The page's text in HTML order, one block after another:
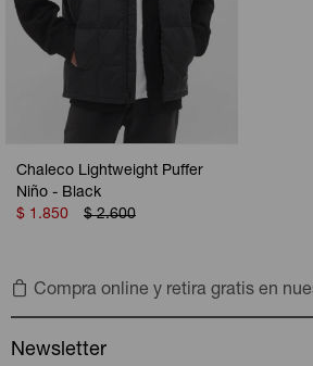
Chaleco Lightweight Puffer
Niño - Black
$ 1.850 $ 2.600
Compra online y retira gratis en
Newsletter